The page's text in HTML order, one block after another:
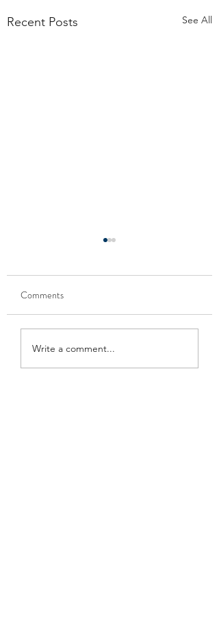
Recent Posts See All
주류상점을 위한 코로나
Comments
Write a comment...